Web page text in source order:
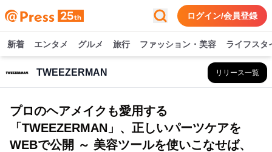
ログイン/会員登録
新着 エンタメ グルメ 旅行 ファッション・美容 ライフスタ
TWEEZERMAN リリース一覧
プロのヘアメイクも愛用する
「TWEEZERMAN」、正しいパーツケアを
WEBで公開 ～ 美容ツールを使いこなせば、